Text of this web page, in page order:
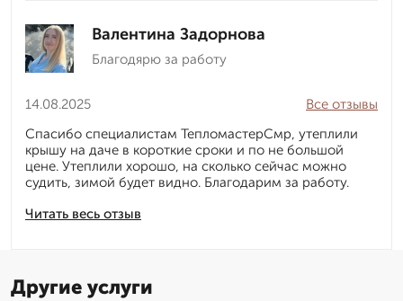
Валентина Задорнова
Благодярю за работу
14.08.2025
Читать весь отзыв
Все отзывы
Спасибо специалистам ТепломастерСмр, утеплили
крышу на даче в короткие сроки и по не большой
цене. Утеплили хорошо, на сколько сейчас можно
судить, зимой будет видно. Благодарим за работу.
Другие услуги